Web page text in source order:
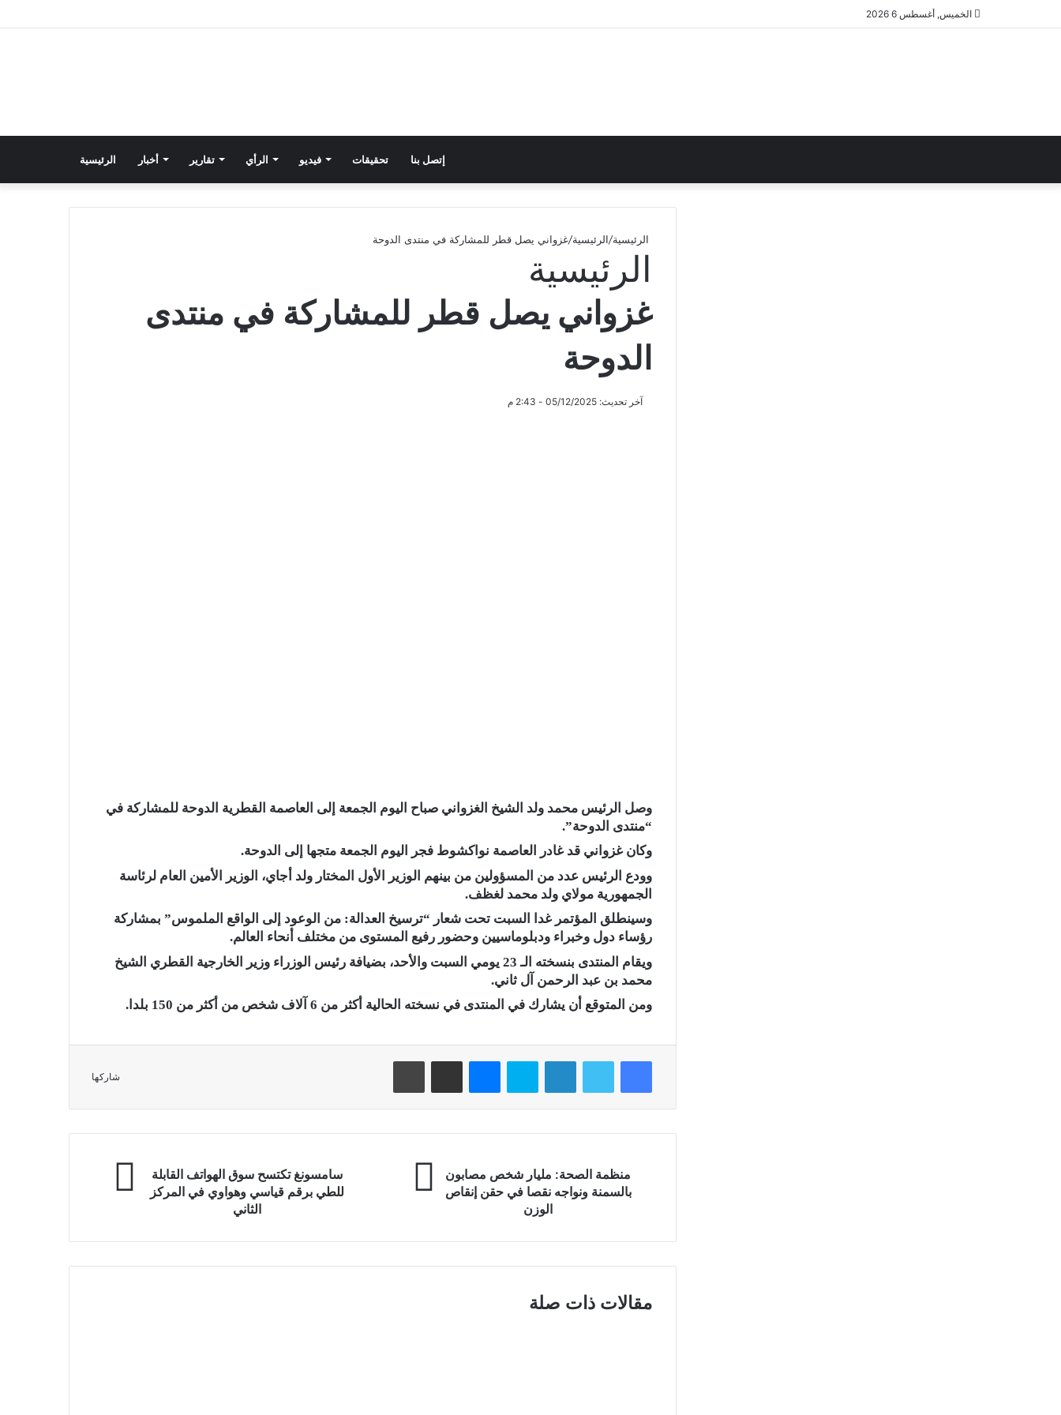
الخميس, أغسطس 6 2026
الرئيسية أخبار تقارير الرأي فيديو تحقيقات إتصل بنا
الرئيسية/الرئيسية/غزواني يصل قطر للمشاركة في منتدى الدوحة
الرئيسية
غزواني يصل قطر للمشاركة في منتدى
الدوحة
آخر تحديث: 05/12/2025 - 2:43 م
وصل الرئيس محمد ولد الشيخ الغزواني صباح اليوم الجمعة إلى العاصمة القطرية الدوحة للمشاركة في
“منتدى الدوحة”.
وكان غزواني قد غادر العاصمة نواكشوط فجر اليوم الجمعة متجها إلى الدوحة.
وودع الرئيس عدد من المسؤولين من بينهم الوزير الأول المختار ولد أجاي، الوزير الأمين العام لرئاسة
الجمهورية مولاي ولد محمد لغظف.
وسينطلق المؤتمر غدا السبت تحت شعار “ترسيخ العدالة: من الوعود إلى الواقع الملموس” بمشاركة
رؤساء دول وخبراء ودبلوماسيين وحضور رفيع المستوى من مختلف أنحاء العالم.
ويقام المنتدى بنسخته الـ 23 يومي السبت والأحد، بضيافة رئيس الوزراء وزير الخارجية القطري الشيخ
محمد بن عبد الرحمن آل ثاني.
ومن المتوقع أن يشارك في المنتدى في نسخته الحالية أكثر من 6 آلاف شخص من أكثر من 150 بلدا.
شاركها
فيسبوك تويتر لينكدإن سكايب ماسنجر مشاركة عبر البريد طباعة
سامسونغ تكتسح سوق الهواتف القابلة
للطي برقم قياسي وهواوي في المركز
الثاني
منظمة الصحة: مليار شخص مصابون
بالسمنة ونواجه نقصا في حقن إنقاص
الوزن
مقالات ذات صلة